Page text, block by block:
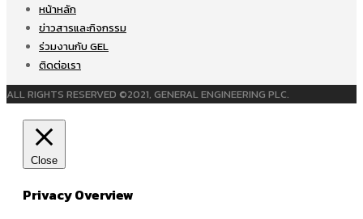
หน้าหลัก
ข่าวสารและกิจกรรม
ร่วมงานกับ GEL
ติดต่อเรา
ALL RIGHTS RESERVED ©2021, GENERAL ENGINEERING PLC.
Close
Privacy Overview